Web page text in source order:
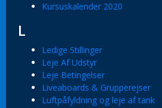
Kursuskalender 2020
L
Ledige Stillinger
Leje Af Udstyr
Leje Betingelser
Liveaboards & Grupperejser
Luftpåfyldning og leje af tank